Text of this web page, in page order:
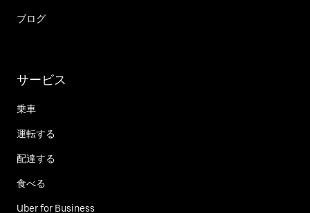
ブログ
サービス
乗車
運転する
配達する
食べる
Uber for Business